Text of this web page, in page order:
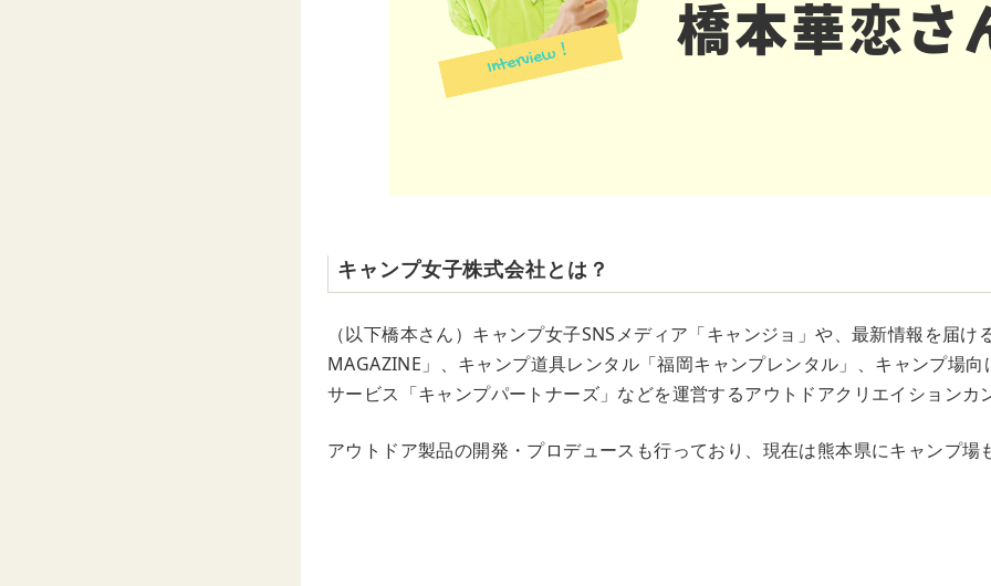
キャンプ女子株式会社とは？
（以下橋本さん）キャンプ女子SNSメディア「キャンジョ」や、最新情報を届け
MAGAZINE」、キャンプ道具レンタル「福岡キャンプレンタル」、キャンプ場
サービス「キャンプパートナーズ」などを運営するアウトドアクリエイションカ
アウトドア製品の開発・プロデュースも行っており、現在は熊本県にキャンプ場